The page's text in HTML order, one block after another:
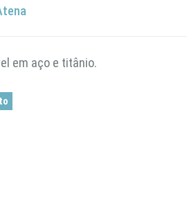
em aço e titânio.